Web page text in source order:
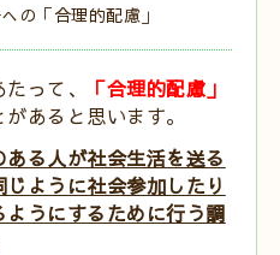
への「合理的配慮」
って、
「合理的配慮」
あると思います。
ある人が社会生活を送る
ように社会参加したり
うにするために行う調